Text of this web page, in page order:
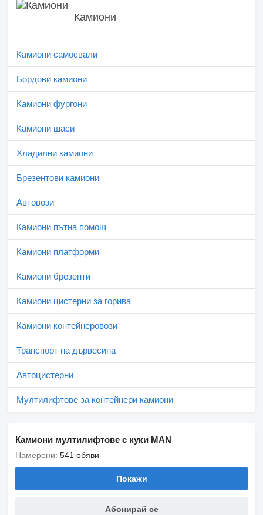
Камиони
Камиони самосвали
Бордови камиони
Камиони фургони
Камиони шаси
Хладилни камиони
Брезентови камиони
Автовози
Камиони пътна помощ
Камиони платформи
Камиони брезенти
Камиони цистерни за горива
Камиони контейнеровози
Транспорт на дървесина
Автоцистерни
Мултилифтове за контейнери камиони
Камиони мултилифтове с куки MAN
Намерени: 541 обяви
Покажи
Абонирай се